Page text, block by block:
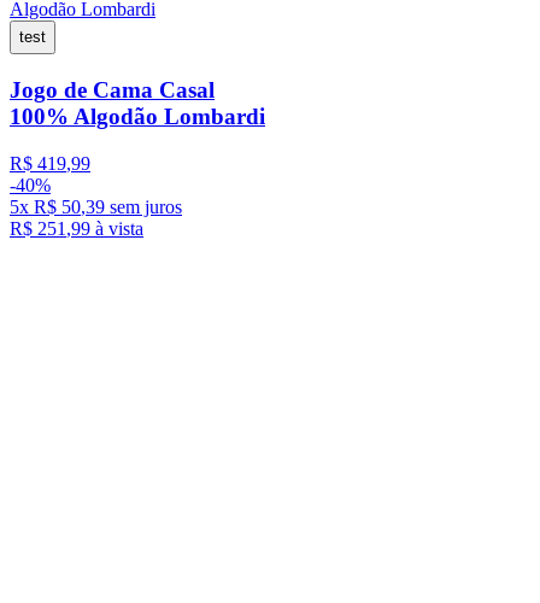
test
Jogo de Cama Casal
100% Algodão Lombardi
R$ 419,99
-40%
5x R$ 50,39 sem juros
R$ 251 ,99 à vista